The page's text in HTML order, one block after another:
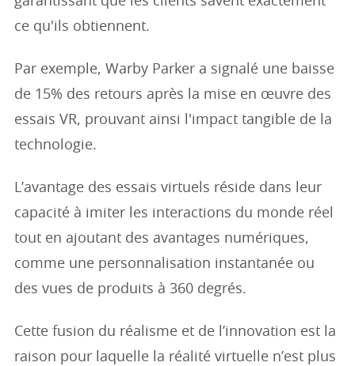
ce qu'ils obtiennent.
Par exemple, Warby Parker a signalé une baisse
de 15% des retours après la mise en œuvre des
essais VR, prouvant ainsi l'impact tangible de la
technologie.
L’avantage des essais virtuels réside dans leur
capacité à imiter les interactions du monde réel
tout en ajoutant des avantages numériques,
comme une personnalisation instantanée ou
des vues de produits à 360 degrés.
Cette fusion du réalisme et de l’innovation est la
raison pour laquelle la réalité virtuelle n’est plus